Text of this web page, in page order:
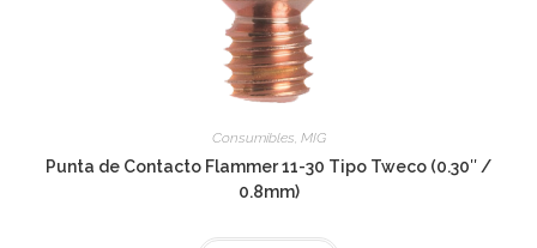
Consumibles MIG
Punta de Contacto Flammer 11-30 Tipo Tweco (0.30″ /
0.8mm)